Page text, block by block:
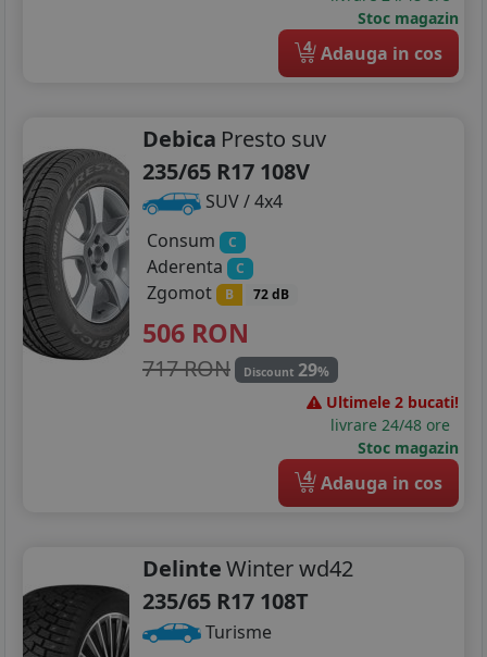
Stoc magazin
4 Adauga in cos
Debica Presto suv
235/65 R17 108V
SUV / 4x4
Consum
C
Aderenta C
Zgomot B 72 dB
506 RON
717 RON Discount 29%
Ultimele 2 bucati!
livrare 24/48 ore
Stoc magazin
4 Adauga in cos
DelinteWinter wd42
235/65 R17 108T
Turisme